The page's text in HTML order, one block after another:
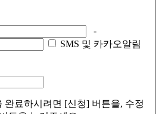
-
SMS 및 카카오알림
완료하시려면 [신청] 버튼을, 수정